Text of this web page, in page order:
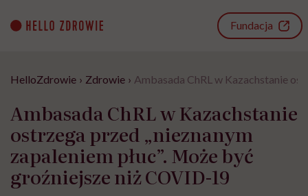
content
Fundacja
HelloZdrowie › Zdrowie › Ambasada ChRL w Kazachstanie
Ambasada ChRL w Kazachstanie
ostrzega przed „nieznanym
zapaleniem płuc”. Może być
groźniejsze niż COVID-19